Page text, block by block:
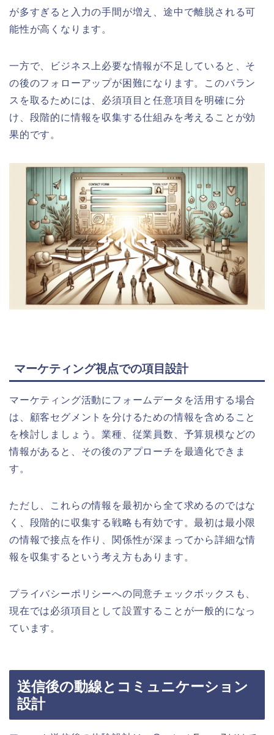
が多すぎると入力の手間が増え、途中で離脱される可
能性が高くなります。
一方で、ビジネス上必要な情報が不足していると、そ
の後のフォローアップが困難になります。このバラン
スを取るためには、必須項目と任意項目を明確に分
け、段階的に情報を収集する仕組みを考えることが効
果的です。
マーケティング視点での項目設計
マーケティング活動にフォームデータを活用する場合
は、顧客セグメントを分けるための情報を含めること
を検討しましょう。業種、従業員数、予算規模などの
情報があると、その後のアプローチを最適化できま
す。
ただし、これらの情報を最初から全て求めるのではな
く、段階的に収集する戦略も有効です。最初は最小限
の情報で接点を作り、関係性が深まってから詳細な情
報を収集するという考え方もあります。
プライバシーポリシーへの同意チェックボックスも、
現在では必須項目として設置することが一般的になっ
ています。
送信後の動線とコミュニケーション
設計